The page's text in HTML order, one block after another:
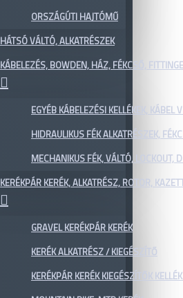
ORSZÁGÚTI HAJTÓMŰ
HÁTSÓ VÁLTÓ, ALKATRÉSZEK
KÁBELEZÉS, BOWDEN, HÁZ, FÉKCSŐ,
EGYÉB KÁBELEZÉSI KELLÉKEK,
HIDRAULIKUS FÉK ALKATRÉSZEK,
MECHANIKUS FÉK, VÁLTÓ, LOCKOUT,
KERÉKPÁR KERÉK, ALKATRÉSZ, ROTOR,
GRAVEL KERÉKPÁR KERÉK
KERÉK ALKATRÉSZ / KIEGÉSZÍTŐ
KERÉKPÁR KERÉK KIEGÉSZÍTŐK